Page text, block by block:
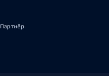
Партнёр